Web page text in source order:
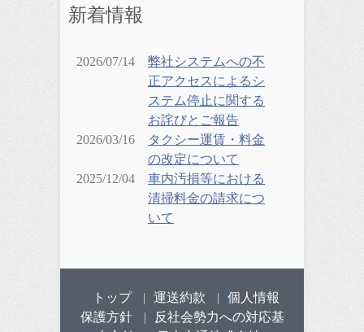
新着情報
2026/07/14
弊社システムへの不
正アクセスによるシ
ステム停止に関する
お詫びとご報告
2026/03/16
タクシー運賃・料金
の改定について
2025/12/04
車内汚損等における
清掃料金の請求につ
いて
トップ 運送約款
個人情報
保護方針
反社会勢力への対応基